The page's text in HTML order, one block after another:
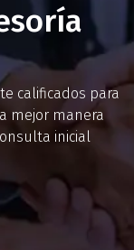
calificados para
mejor manera
inicial